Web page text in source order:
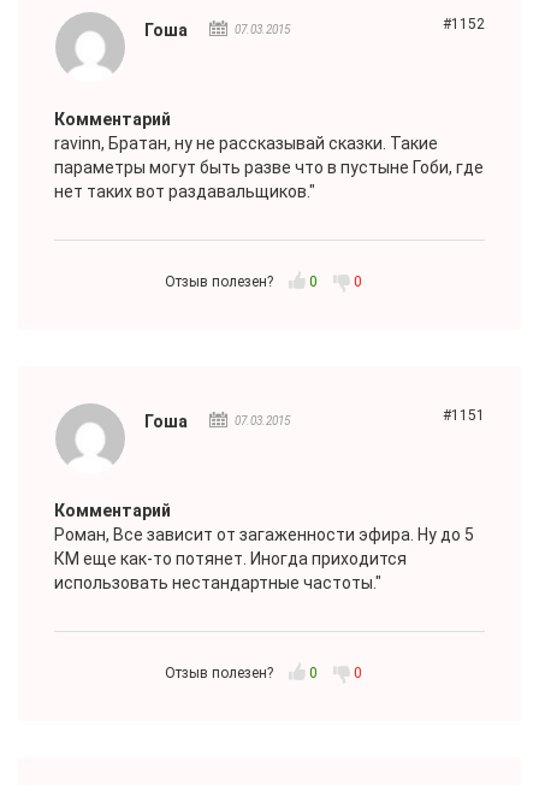
#1152
Гоша 07.03.2015
Комментарий
ravinn, Братан, ну не рассказывай сказки. Такие
параметры могут быть разве что в пустыне Гоби, где
нет таких вот раздавальщиков."
Отзыв полезен? 0 0
#1151
Гоша 07.03.2015
Комментарий
Роман, Все зависит от загаженности эфира. Ну до 5
КМ еще как-то потянет. Иногда приходится
использовать нестандартные частоты."
Отзыв полезен? 0 0